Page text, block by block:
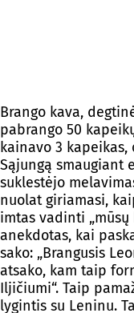
Brango kava,
pabrango 50
kainavo 3 kapeikas,
Sąjungą smaugiant
suklestėjo
nuolat giriamasi,
imtas vadinti
anekdotas, kai
sako: „Brangusis
atsako, kam taip
Iljičiumi“. Taip
lygintis su Leninu.